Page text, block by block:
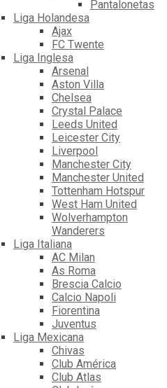
Pantalonetas
Liga Holandesa
Ajax
FC Twente
Liga Inglesa
Arsenal
Aston Villa
Chelsea
Crystal Palace
Leeds United
Leicester City
Liverpool
Manchester City
Manchester United
Tottenham Hotspur
West Ham United
Wolverhampton
Wanderers
Liga Italiana
AC Milan
As Roma
Brescia Calcio
Calcio Napoli
Fiorentina
Juventus
Liga Mexicana
Chivas
Club América
Club Atlas